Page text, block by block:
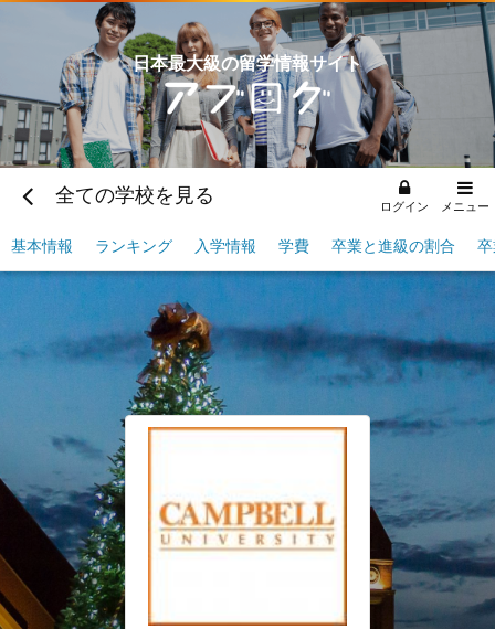
日本最大級の留学情報サイト
全ての学校を見る ログイン メニュー
基本情報 ランキング 入学情報 学費 卒業と進級の割合